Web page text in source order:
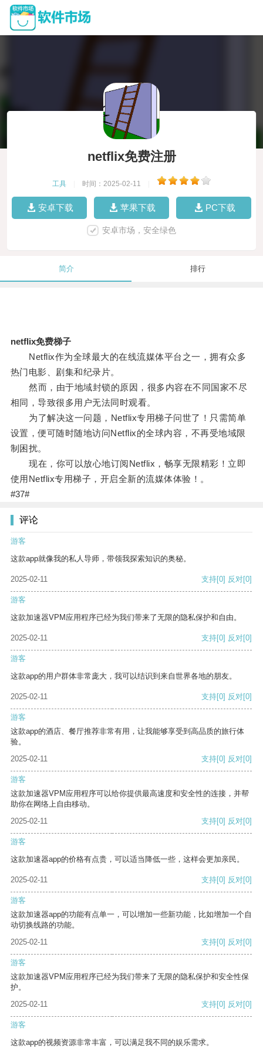
netflix免费注册
工具 时间：2025-02-11
安卓下载 苹果下载 PC下载
安卓市场，安全绿色
简介 排行
netflix免费梯子
Netflix作为全球最大的在线流媒体平台之一，拥有众多
热门电影、剧集和纪录片。
然而，由于地域封锁的原因，很多内容在不同国家不尽
相同，导致很多用户无法同时观看。
为了解决这一问题，Netflix专用梯子问世了！只需简单
设置，便可随时随地访问Netflix的全球内容，不再受地域限
制困扰。
现在，你可以放心地订阅Netflix，畅享无限精彩！立即
使用Netflix专用梯子，开启全新的流媒体体验！。
#37#
评论
游客
这款app就像我的私人导师，带领我探索知识的奥秘。
2025-02-11 支持[0] 反对[0]
游客
这款加速器VPM应用程序已经为我们带来了无限的隐私保护和自由。
2025-02-11 支持[0] 反对[0]
游客
这款app的用户群体非常庞大，我可以结识到来自世界各地的朋友。
2025-02-11 支持[0] 反对[0]
游客
这款app的酒店、餐厅推荐非常有用，让我能够享受到高品质的旅行体
验。
2025-02-11
支持[0] 反对[0]
游客
这款加速器VPM应用程序可以给你提供最高速度和安全性的连接，并帮
助你在网络上自由移动。
2025-02-11
支持[0] 反对[0]
游客
这款加速器app的价格有点贵，可以适当降低一些，这样会更加亲民。
2025-02-11 支持[0] 反对[0]
游客
这款加速器app的功能有点单一，可以增加一些新功能，比如增加一个自
动切换线路的功能。
2025-02-11
支持[0] 反对[0]
游客
这款加速器VPM应用程序已经为我们带来了无限的隐私保护和安全性保
护。
2025-02-11
支持[0] 反对[0]
游客
这款app的视频资源非常丰富，可以满足我不同的娱乐需求。